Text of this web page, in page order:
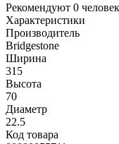
Рекомендуют 0 человек
Характеристики
Производитель
Bridgestone
Ширина
315
Высота
70
Диаметр
22.5
Код товара